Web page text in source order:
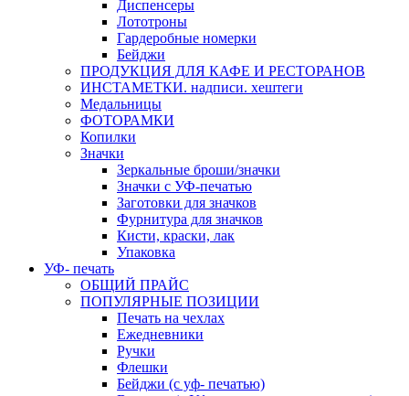
Диспенсеры
Лототроны
Гардеробные номерки
Бейджи
ПРОДУКЦИЯ ДЛЯ КАФЕ И РЕСТОРАНОВ
ИНСТАМЕТКИ. надписи. хештеги
Медальницы
ФОТОРАМКИ
Копилки
Значки
Зеркальные броши/значки
Значки с УФ-печатью
Заготовки для значков
Фурнитура для значков
Кисти, краски, лак
Упаковка
УФ- печать
ОБЩИЙ ПРАЙС
ПОПУЛЯРНЫЕ ПОЗИЦИИ
Печать на чехлах
Ежедневники
Ручки
Флешки
Бейджи (с уф- печатью)